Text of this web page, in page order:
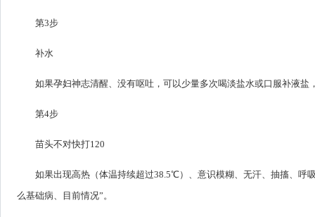
第3步
补水
如果孕妇神志清醒、没有呕吐，可以少量多次喝淡盐水或口服补液盐
第4步
苗头不对快打120
如果出现高热（体温持续超过38.5℃）、意识模糊、无汗、抽搐、呼
么基础病、目前情况”。